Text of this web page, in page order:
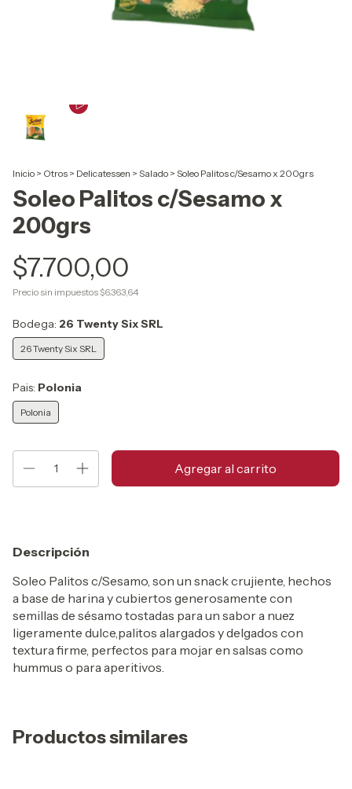
Inicio > Otros > Delicatessen > Salado > Soleo Palitos c/Sesamo x 200grs
Soleo Palitos c/Sesamo x
200grs
$7.700,00
Precio sin impuestos $6.363,64
Bodega: 26 Twenty Six SRL
26 Twenty Six SRL
Pais: Polonia
Polonia
Descripción
Soleo Palitos c/Sesamo, son un snack crujiente, hechos
a base de harina y cubiertos generosamente con
semillas de sésamo tostadas para un sabor a nuez
ligeramente dulce,palitos alargados y delgados con
textura firme, perfectos para mojar en salsas como
hummus o para aperitivos.
Productos similares